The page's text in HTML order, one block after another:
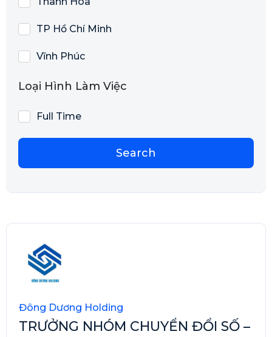
TP Hồ Chí Minh
Vĩnh Phúc
Loại Hình Làm Việc
Full Time
Search
Đông Dương Holding
TRƯỞNG NHÓM CHUYỂN ĐỔI SỐ –